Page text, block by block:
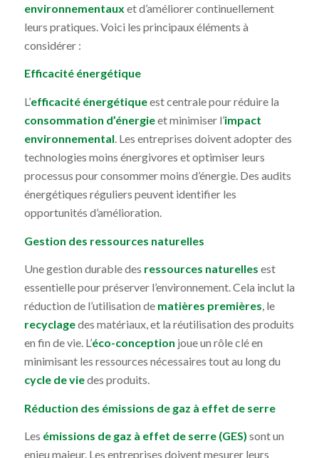
environnementaux et d’améliorer continuellement
leurs pratiques. Voici les principaux éléments à
considérer :
Efficacité énergétique
L’efficacité énergétiqueest centrale pour réduire la
consommation d’énergieet minimiser l’impact
environnemental. Les entreprises doivent adopter des
technologies moins énergivores et optimiser leurs
processus pour consommer moins d’énergie. Des audits
énergétiques réguliers peuvent identifier les
opportunités d’amélioration.
Gestion des ressources naturelles
Une gestion durable des ressources naturelles est
essentielle pour préserver l’environnement. Cela inclut la
réduction de l’utilisation de matières premières, le
recyclagedes matériaux, et la réutilisation des produits
en fin de vie. L’éco-conception joue un rôle clé en
minimisant les ressources nécessaires tout au long du
cycle de viedes produits.
Réduction des émissions de gaz à effet de serre
Les émissions de gaz à effet de serre (GES) sont un
enjeu majeur. Les entreprises doivent mesurer leurs